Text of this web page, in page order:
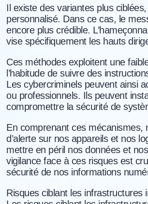
Il existe des variantes plus
personnalisé. Dans ce cas, le
encore plus crédible.
vise spécifiquement les hauts
Ces méthodes exploitent une
l’habitude de suivre des
Les cybercriminels peuvent ainsi
ou professionnels. Ils peuvent
compromettre la sécurité de
En comprenant ces
d’alerte sur nos appareils et nos
mettre en péril nos données et
vigilance face à ces risques est
sécurité de nos informations
Risques ciblant les infrastructures